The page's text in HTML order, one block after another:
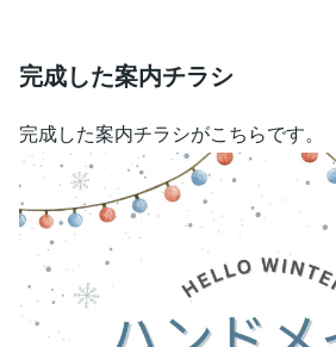
完成した案内チラシ
完成した案内チラシがこちらです。